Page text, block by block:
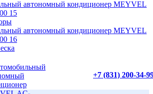
+7 (831) 200-34-